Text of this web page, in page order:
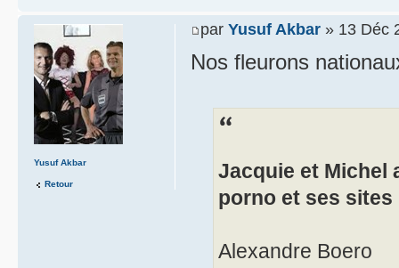
par Yusuf Akbar » 13 Déc
Nos fleurons
Jacquie et Michel
porno et ses
Alexandre Boero
Yusuf Akbar
Retour